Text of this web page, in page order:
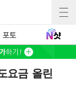
포토
요금 올린